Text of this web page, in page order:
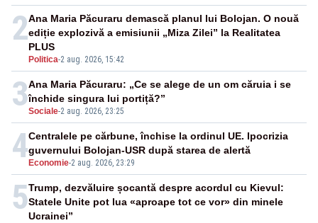
2
Politica-2 aug. 2026, 15:42
Ana Maria Păcuraru demască planul lui Bolojan. O nouă
ediție explozivă a emisiunii „Miza Zilei” la Realitatea
PLUS
3Sociale-2 aug. 2026, 23:25
Ana Maria Păcuraru: „Ce se alege de un om căruia i se
închide singura lui portiță?”
4 Economie-2 aug. 2026, 23:29
Centralele pe cărbune, închise la ordinul UE. Ipocrizia
guvernului Bolojan-USR după starea de alertă
5Trump, dezvăluire șocantă despre acordul cu Kievul:
Statele Unite pot lua «aproape tot ce vor» din minele
Ucrainei”